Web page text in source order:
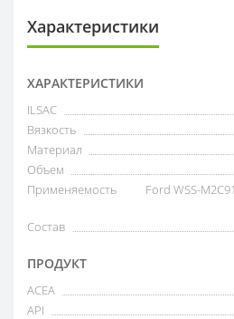
Характеристики
ХАРАКТЕРИСТИКИ
ILSAC
Вязкость
Материал
Объем
Применяемость
Ford WSS-
Состав
ПРОДУКТ
ACEA
API